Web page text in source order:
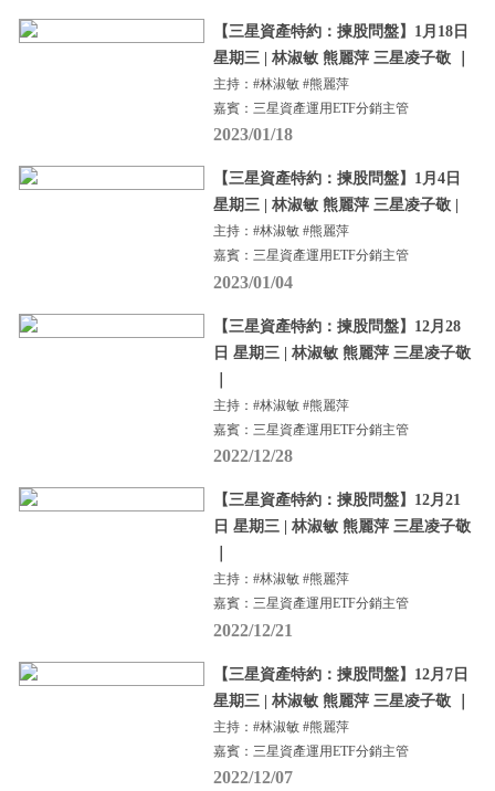
【三星資產特約：揀股問盤】1月18日
星期三 | 林淑敏 熊麗萍 三星凌子敬 ｜
主持：#林淑敏 #熊麗萍
嘉賓：三星資產運用ETF分銷主管
2023/01/18
【三星資產特約：揀股問盤】1月4日
星期三 | 林淑敏 熊麗萍 三星凌子敬 |
主持：#林淑敏 #熊麗萍
嘉賓：三星資產運用ETF分銷主管
2023/01/04
【三星資產特約：揀股問盤】12月28
日 星期三 | 林淑敏 熊麗萍 三星凌子敬
主持：#林淑敏 #熊麗萍
嘉賓：三星資產運用ETF分銷主管
2022/12/28
【三星資產特約：揀股問盤】12月21
日 星期三 | 林淑敏 熊麗萍 三星凌子敬
主持：#林淑敏 #熊麗萍
嘉賓：三星資產運用ETF分銷主管
2022/12/21
【三星資產特約：揀股問盤】12月7日
星期三 | 林淑敏 熊麗萍 三星凌子敬 ｜
主持：#林淑敏 #熊麗萍
嘉賓：三星資產運用ETF分銷主管
2022/12/07